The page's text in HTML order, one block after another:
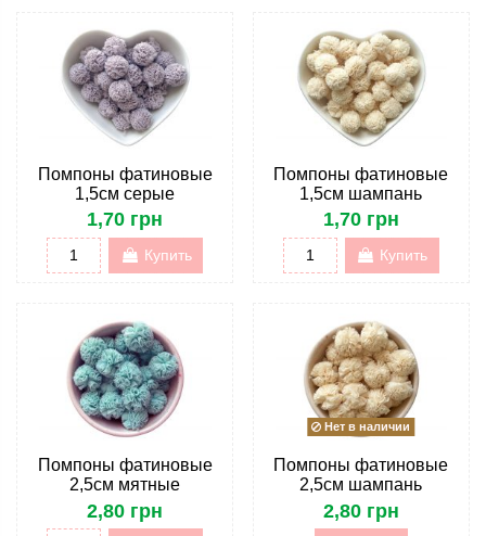
Помпоны фатиновые
1,5см серые
1,70 грн
Купить
Помпоны фатиновые
1,5см шампань
1,70 грн
Купить
Помпоны фатиновые
2,5см мятные
2,80 грн
Нет в наличии
Помпоны фатиновые
2,5см шампань
2,80 грн